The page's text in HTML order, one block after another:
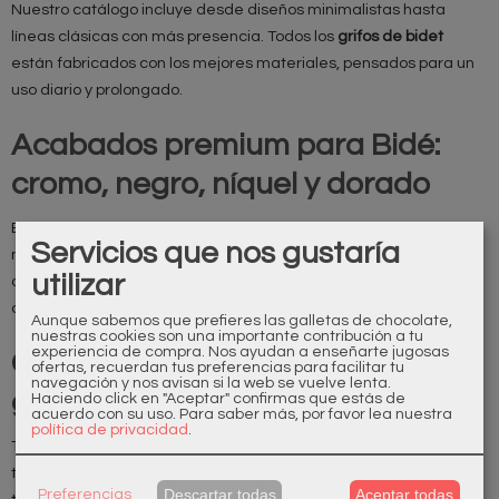
Nuestro catálogo incluye desde diseños minimalistas hasta
líneas clásicas con más presencia. Todos los grifos de bidet
están fabricados con los mejores materiales, pensados para un
uso diario y prolongado.
Acabados premium para Bidé:
cromo, negro, níquel y dorado
Elige el acabado que mejor encaje con tu baño: cromo brillante,
negro mate, níquel cepillado uoro suave. Si buscas un toque
diferente, nuestro
distinto con una alta a la resistencia al desgaste.
Compatibilidad y medidas en
grifos de bidé
Te ayudamos a elegir altura, proyección y conexiones para que
tu
Servicios que nos gustaría
utilizar
Aunque sabemos que prefieres las galletas de chocolate,
nuestras cookies son una importante contribución a tu
experiencia de compra. Nos ayudan a enseñarte jugosas
ofertas, recuerdan tus preferencias para facilitar tu
navegación y nos avisan si la web se vuelve lenta.
Haciendo click en "Aceptar" confirmas que estás de
acuerdo con su uso. Para saber más, por favor lea nuestra
política de privacidad
Preferencias Descartar todas Aceptar todas